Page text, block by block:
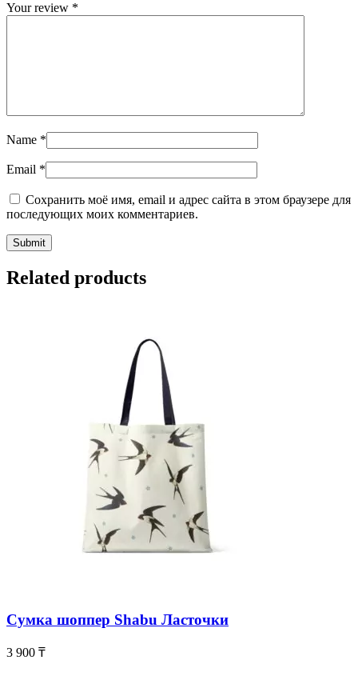
Your review *
Name *
Email *
Сохранить моё имя, email и адрес сайта в этом браузере для
последующих моих комментариев.
Related products
Сумка шоппер Shabu Ласточки
3 900 ₸